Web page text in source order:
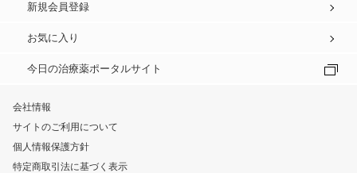
新規会員登録
お気に入り
今日の治療薬ポータルサイト
会社情報
サイトのご利用について
個人情報保護方針
特定商取引法に基づく表示